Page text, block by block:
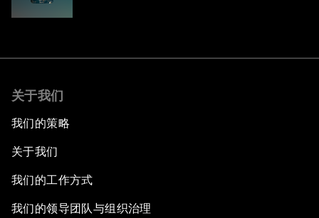
关于我们
我们的策略
关于我们
我们的工作方式
我们的领导团队与组织治理